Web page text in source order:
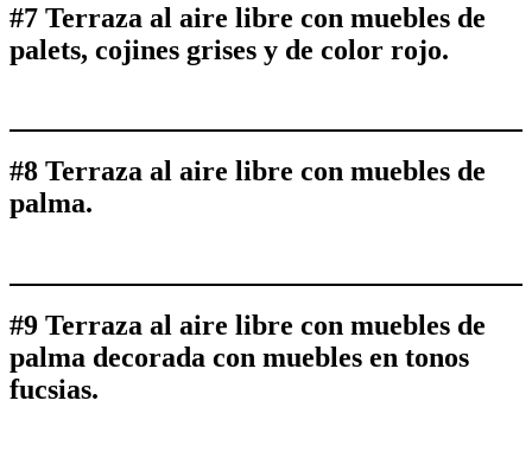
#7 Terraza al aire libre con muebles de
palets, cojines grises y de color rojo.
#8 Terraza al aire libre con muebles de
palma.
#9 Terraza al aire libre con muebles de
palma decorada con muebles en tonos
fucsias.